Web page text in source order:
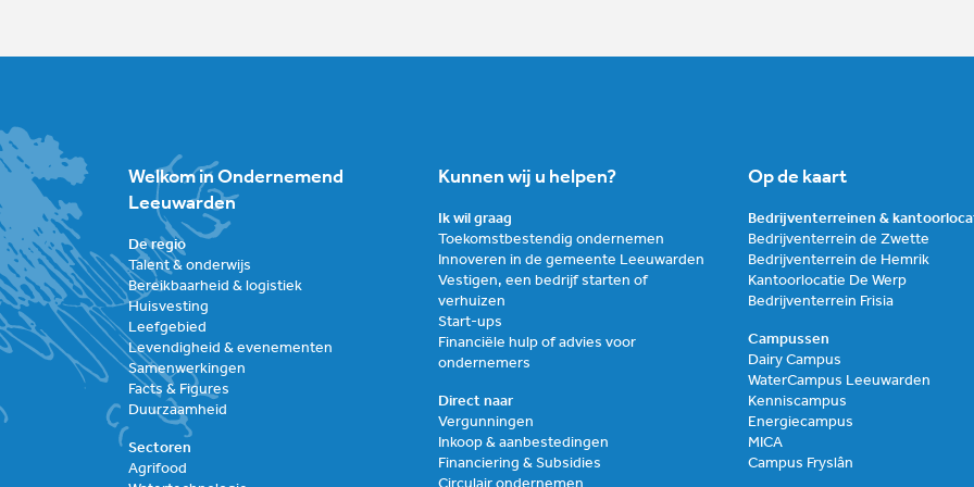
Welkom in Ondernemend
Leeuwarden
De regio
Talent & onderwijs
Bereikbaarheid & logistiek
Huisvesting
Leefgebied
Levendigheid & evenementen
Samenwerkingen
Facts & Figures
Duurzaamheid
Sectoren
Agrifood
Kunnen wij u helpen?
Ik wil graag
Toekomstbestendig ondernemen
Innoveren in de gemeente Leeuwarden
Vestigen, een bedrijf starten of
verhuizen
Start-ups
Financiële hulp of advies voor
ondernemers
Direct naar
Vergunningen
Inkoop & aanbestedingen
Financiering & Subsidies
Op de kaart
Bedrijventerreinen &
Bedrijventerrein de Zwette
Bedrijventerrein de Hemrik
Kantoorlocatie De Werp
Bedrijventerrein Frisia
Campussen
Dairy Campus
WaterCampus Leeuwarden
Kenniscampus
Energiecampus
MICA
Campus Fryslân